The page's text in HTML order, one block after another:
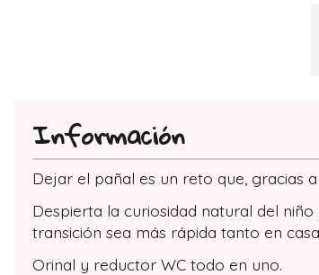
Información
Dejar el pañal es un reto que, gracias
Despierta la curiosidad natural del
transición sea más rápida tanto en
Orinal y reductor WC todo en uno.